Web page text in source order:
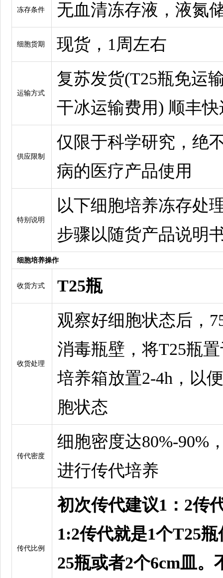
冻存条件 无血清冻存液，液氮
细胞货期 现货，1周左右
运输方式
复苏发货(T25瓶免运
干冰运输费用) 顺丰快
供应限制
仅限于科学研究，绝
病的医疗产品使用
特别说明
以下细胞培养冻存处
步骤以随货产品说明
细胞培养操作
收货方式 T25瓶
收货处理
观察好细胞状态后，
消毒瓶壁，将T25瓶
培养箱放置2-4h，以
胞状态
传代密度
细胞密度达80%-90%
进行传代培养
传代比例
初次传代建议1：2传
1:2传代就是1个T25
25瓶或者2个6cm皿。